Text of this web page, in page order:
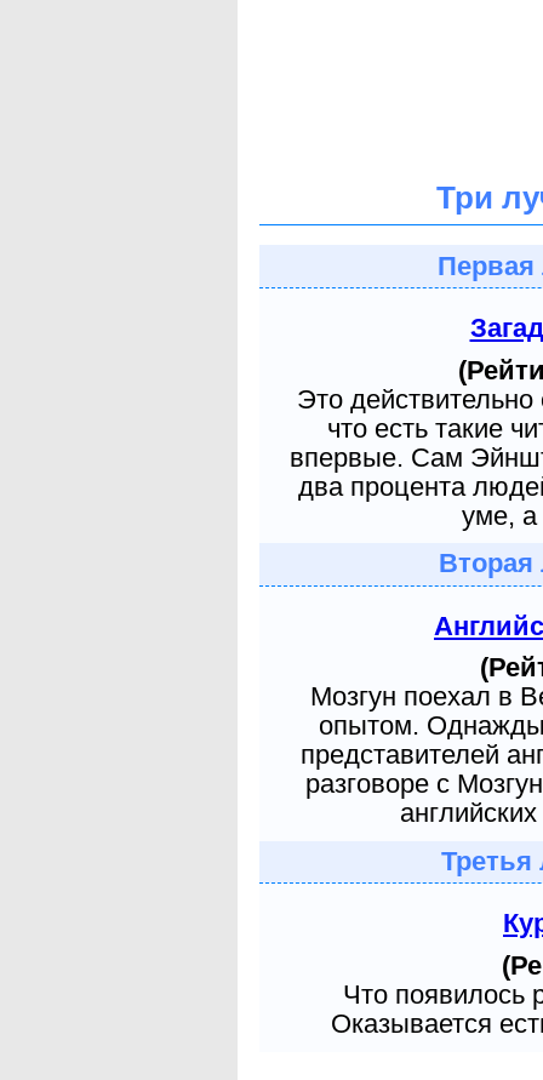
Три
Первая
Это
что есть такие
впервые. Сам
два процента
уме, а
Вторая
Мозгун поехал в
опытом. Однажды
представителей
разговоре с
Третья
Что появилось
Оказывается